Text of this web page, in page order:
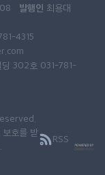
발행인 최용대
4315
딩 302호 031-781-
보호를 받
RSS